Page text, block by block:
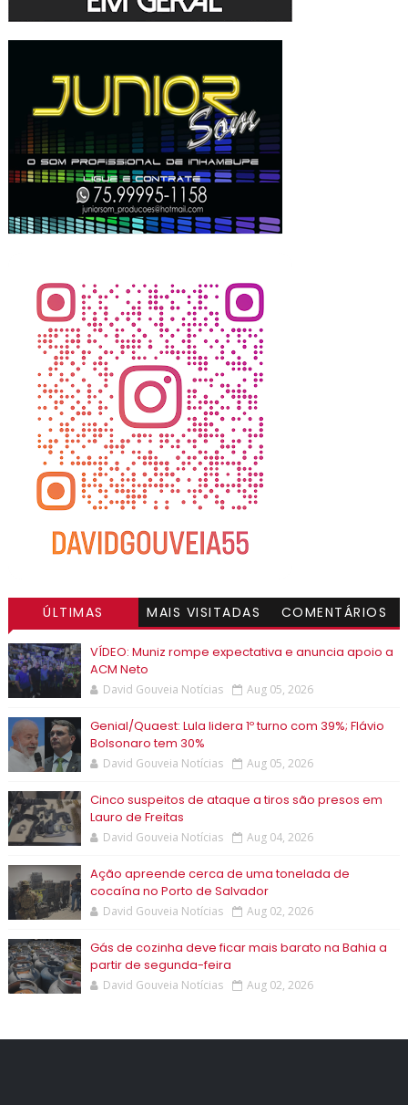
ÚLTIMAS MAIS VISITADAS COMENTÁRIOS
VÍDEO: Muniz rompe expectativa e anuncia apoio a
ACM Neto
David Gouveia Notícias Aug 05, 2026
Genial/Quaest: Lula lidera 1º turno com 39%; Flávio
Bolsonaro tem 30%
David Gouveia Notícias Aug 05, 2026
Cinco suspeitos de ataque a tiros são presos em
Lauro de Freitas
David Gouveia Notícias Aug 04, 2026
Ação apreende cerca de uma tonelada de
cocaína no Porto de Salvador
David Gouveia Notícias Aug 02, 2026
Gás de cozinha deve ficar mais barato na Bahia a
partir de segunda-feira
David Gouveia Notícias Aug 02, 2026